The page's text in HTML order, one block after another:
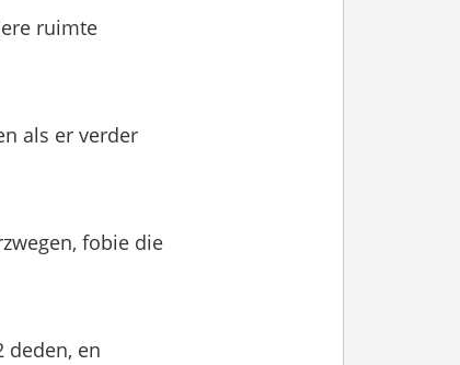
ruimte
als er verder
fobie die
deden, en